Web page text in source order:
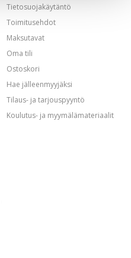
Tietosuojakäytäntö
Toimitusehdot
Maksutavat
Oma tili
Ostoskori
Hae jälleenmyyjäksi
Tilaus- ja tarjouspyyntö
Koulutus- ja myymälämateriaalit